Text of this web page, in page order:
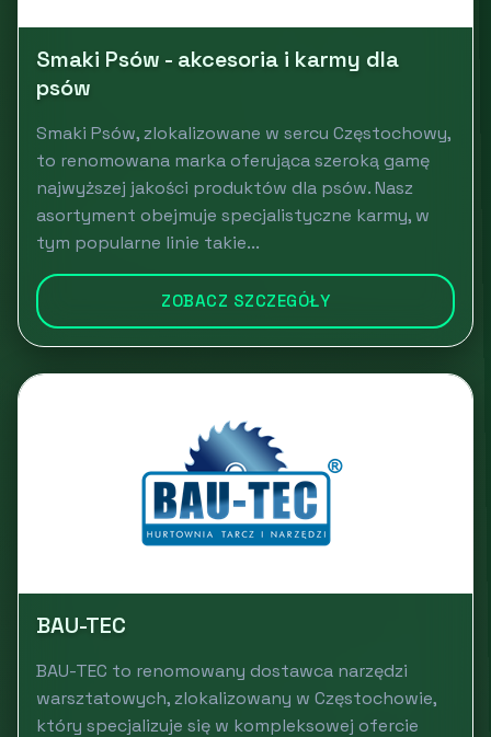
Smaki Psów - akcesoria i karmy dla
psów
Smaki Psów, zlokalizowane w sercu Częstochowy,
to renomowana marka oferująca szeroką gamę
najwyższej jakości produktów dla psów. Nasz
asortyment obejmuje specjalistyczne karmy, w
tym popularne linie takie...
ZOBACZ SZCZEGÓŁY
BAU-TEC
BAU-TEC to renomowany dostawca narzędzi
warsztatowych, zlokalizowany w Częstochowie,
który specjalizuje się w kompleksowej ofercie